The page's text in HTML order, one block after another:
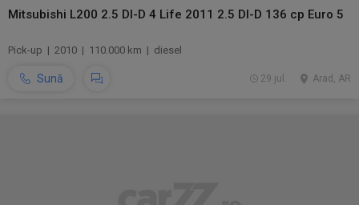
Mitsubishi L200 2.5 DI-D 4 Life 2011 2.5 DI-D 136 cp Euro 5
Pick-up | 2010 | 110.000 km | diesel
Sună Arad, AR
29 jul.